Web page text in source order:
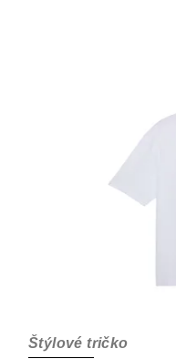
Štýlové tričko